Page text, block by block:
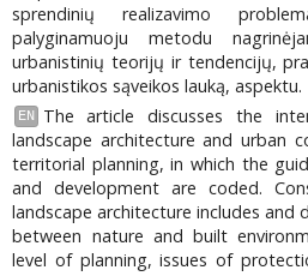
sprendinių realizavimo
palyginamuoju metodu
urbanistinių teorijų ir tendencijų,
urbanistikos sąveikos lauką, aspektu.
EN
The article discusses the
landscape architecture and urban
territorial planning, in which the
and development are coded.
landscape architecture includes and
between nature and built
level of planning, issues of